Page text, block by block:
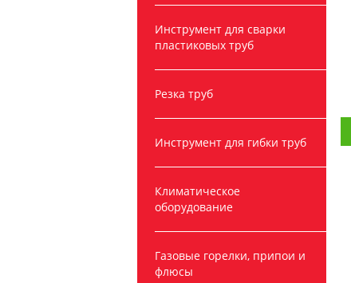
Инструмент для сварки
пластиковых труб
Резка труб
Инструмент для гибки труб
Климатическое
оборудование
Газовые горелки, припои и
флюсы